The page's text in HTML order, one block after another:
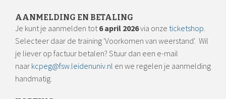
AANMELDING EN BETALING
Je kunt je aanmelden tot6 april 2026via onze ticketshop.
Selecteer daar de training 'Voorkomen van weerstand'. Wil
je liever op factuur betalen? Stuur dan een e-mail
naar kcpeg@fsw.leidenuniv.nl en we regelen je aanmelding
handmatig.